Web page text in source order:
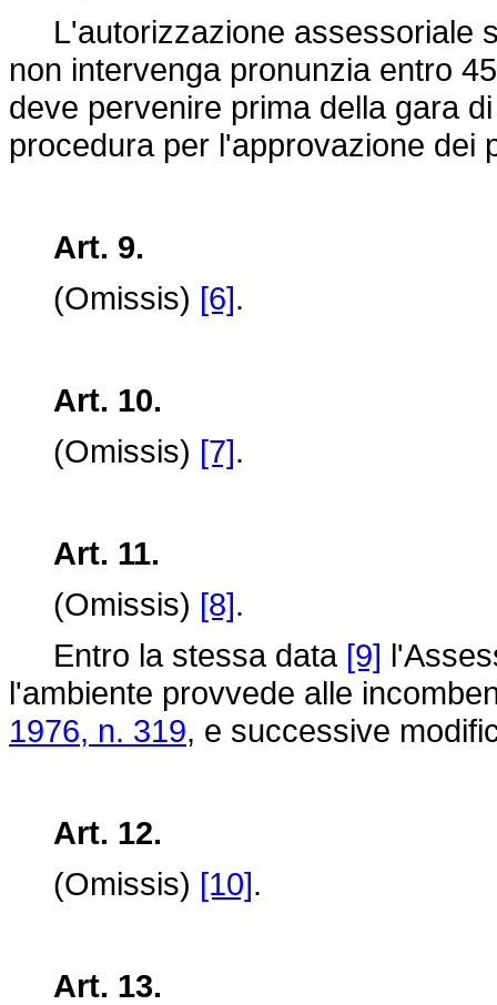
L'autorizzazione assessoriale
non intervenga pronunzia entro
deve pervenire prima della gara
procedura per l'approvazione dei
Art. 9.
(Omissis) [6].
Art. 10.
(Omissis) [7].
Art. 11.
(Omissis) [8].
Entro la stessa data [9]
l'ambiente provvede alle
1976, n. 319, e successive
Art. 12.
(Omissis) [10].
Art. 13.